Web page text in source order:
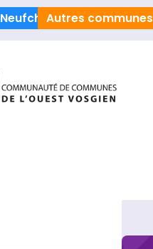
NeufchâteauAutres communes